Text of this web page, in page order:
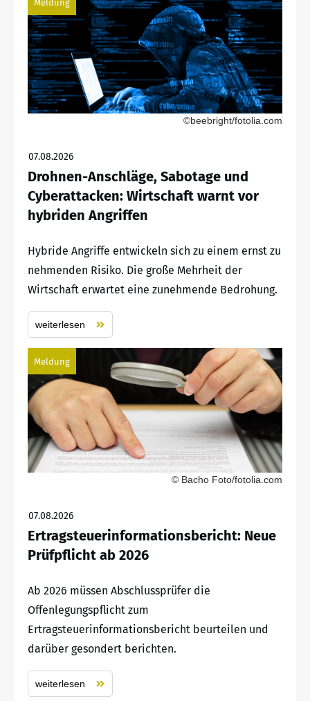
Meldung
©beebright/fotolia.com
07.08.2026
Drohnen-Anschläge, Sabotage und
Cyberattacken: Wirtschaft warnt vor
hybriden Angriffen
Hybride Angriffe entwickeln sich zu einem ernst zu
nehmenden Risiko. Die große Mehrheit der
Wirtschaft erwartet eine zunehmende Bedrohung.
weiterlesen
Meldung
© Bacho Foto/fotolia.com
07.08.2026
Ertragsteuerinformationsbericht: Neue
Prüfpflicht ab 2026
Ab 2026 müssen Abschlussprüfer die
Offenlegungspflicht zum
Ertragsteuerinformationsbericht beurteilen und
darüber gesondert berichten.
weiterlesen